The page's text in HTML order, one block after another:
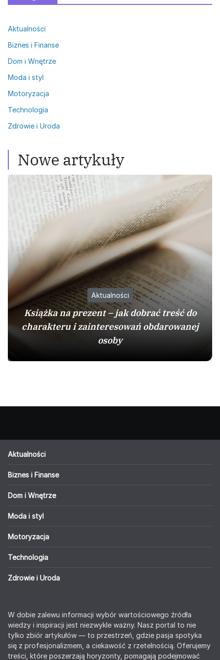
Aktualności
Biznes i Finanse
Dom i Wnętrze
Moda i styl
Motoryzacja
Technologia
Zdrowie i Uroda
Nowe artykuły
Aktualności
Książka na prezent – jak dobrać treść do
charakteru i zainteresowań obdarowanej
osoby
Aktualności
Biznes i Finanse
Dom i Wnętrze
Moda i styl
Motoryzacja
Technologia
Zdrowie i Uroda
W dobie zalewu informacji wybór wartościowego źródła
wiedzy i inspiracji jest niezwykle ważny. Nasz portal to nie
tylko zbiór artykułów — to przestrzeń, gdzie pasja spotyka
się z profesjonalizmem, a ciekawość z rzetelnością. Oferujemy
treści, które poszerzają horyzonty, pomagają podejmować